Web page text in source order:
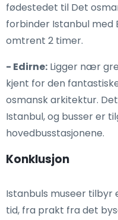
fødestedet til Det
forbinder Istanbul med
omtrent 2 timer.
- Edirne: Ligger nær
kjent for den
osmansk arkitektur.
Istanbul, og busser er
hovedbusstasjonene.
Konklusjon
Istanbuls museer tilbyr
tid, fra prakt fra det